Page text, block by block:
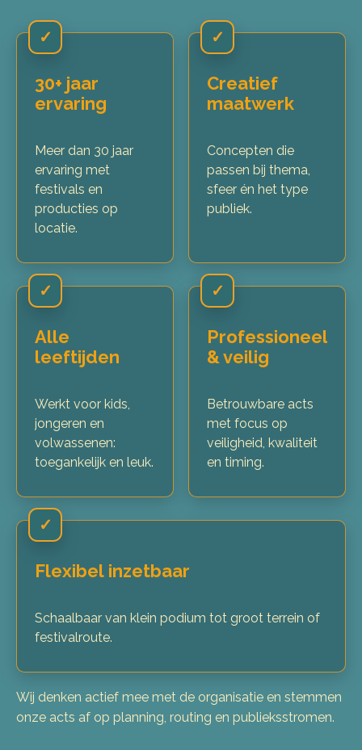
✓
30+ jaar
ervaring
Meer dan 30 jaar
ervaring met
festivals en
producties op
locatie.
✓
Creatief
maatwerk
Concepten die
passen bij thema,
sfeer én het type
publiek.
✓
Alle
leeftijden
Werkt voor kids,
jongeren en
volwassenen:
toegankelijk en leuk.
✓
Professioneel
& veilig
Betrouwbare acts
met focus op
veiligheid, kwaliteit
en timing.
✓
Flexibel inzetbaar
Schaalbaar van klein podium tot groot terrein of
festivalroute.
Wij denken actief mee met de organisatie en stemmen
onze acts af op planning, routing en publieksstromen.